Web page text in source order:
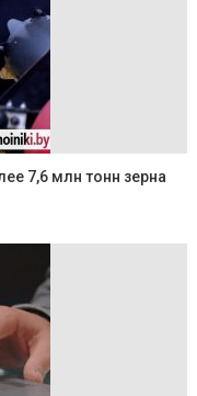
7,6 млн тонн зерна